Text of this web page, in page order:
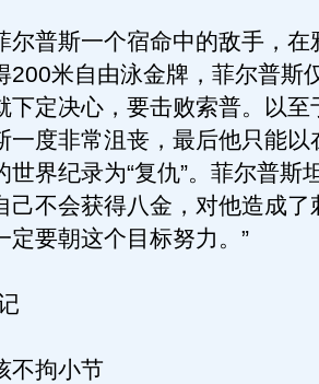
普斯一个宿命中的敌手，在
200米自由泳金牌，菲尔普斯
下定决心，要击败索普。以至
一度非常沮丧，最后他只能以
世界纪录为“复仇”。菲尔普斯
己不会获得八金，对他造成了
定要朝这个目标努力。”
拘小节